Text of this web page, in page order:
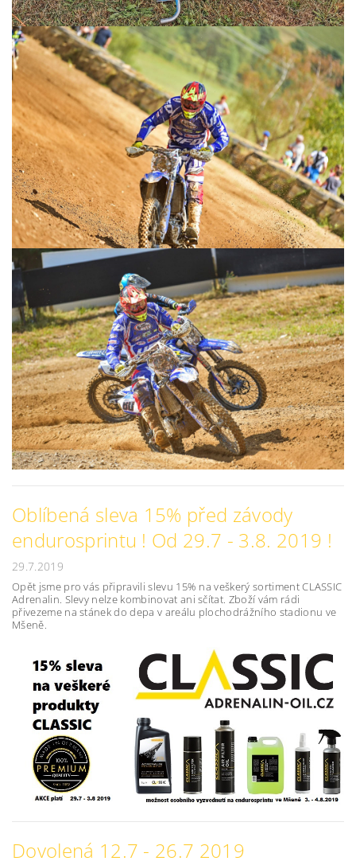
Oblíbená sleva 15% před závody
endurosprintu ! Od 29.7 - 3.8. 2019 !
29.7.2019
Opět jsme pro vás připravili slevu 15% na veškerý sortiment CLASSIC
Adrenalin. Slevy nelze kombinovat ani sčítat. Zboží vám rádi
přivezeme na stánek do depa v areálu plochodrážního stadionu ve
Mšeně.
Dovolená 12.7 - 26.7 2019